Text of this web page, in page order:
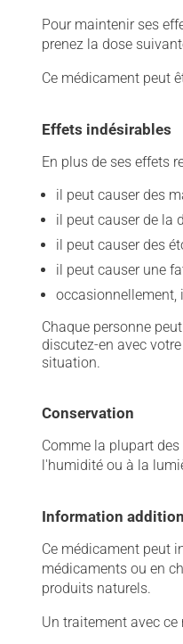
Pour maintenir ses
prenez la dose
Ce médicament peut
Effets indésirables
En plus de ses effets
il peut causer des
il peut causer de la
il peut causer des
il peut causer une
occasionnellement,
Chaque personne
discutez-en avec
situation.
Conservation
Comme la plupart
l'humidité ou à la
Information
Ce médicament peut
médicaments ou en
produits naturels.
Un traitement avec